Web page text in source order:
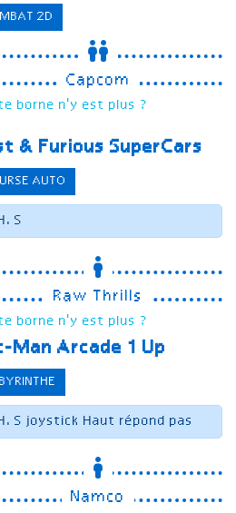
2D
Capcom
borne n'y est plus ?
& Furious SuperCars
AUTO
Raw Thrills
borne n'y est plus ?
ManArcade 1 Up
joystick Haut répond pas
Namco